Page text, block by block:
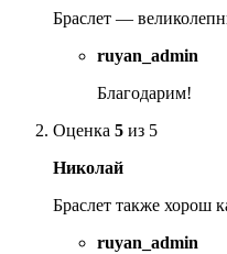
Браслет —
ruyan_admin
Благодарим!
Оценка 5 из 5
Николай
Браслет также хорош
ruyan_admin